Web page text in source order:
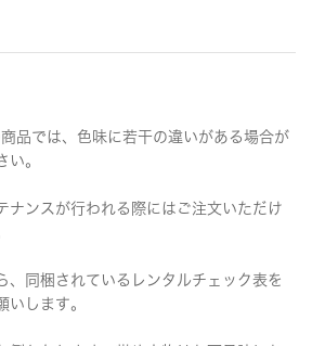
品では、色味に若干の違いがある場合が
い。
ナンスが行われる際にはご注文いただけ
、同梱されているレンタルチェック表を
いします。